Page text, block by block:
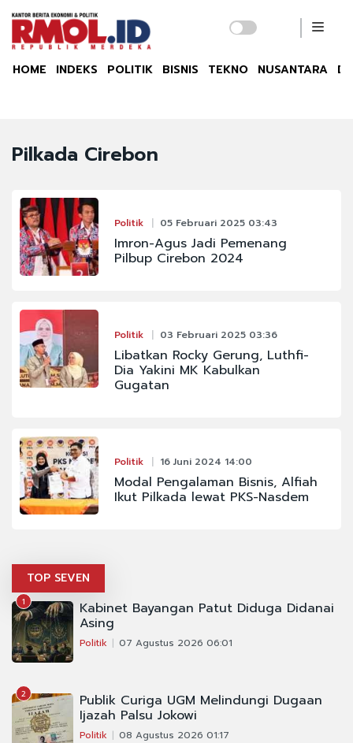
HOME INDEKS POLITIK BISNIS TEKNO NUSANTARA
Pilkada Cirebon
Politik 05 Februari 2025 03:43
Imron-Agus Jadi Pemenang
Pilbup Cirebon 2024
Politik 03 Februari 2025 03:36
Libatkan Rocky Gerung, Luthfi-
Dia Yakini MK Kabulkan
Gugatan
Politik 16 Juni 2024 14:00
Modal Pengalaman Bisnis, Alfiah
Ikut Pilkada lewat PKS-Nasdem
TOP SEVEN
1 Kabinet Bayangan Patut Diduga Didanai
Asing
Politik 07 Agustus 2026 06:01
2 Publik Curiga UGM Melindungi Dugaan
Ijazah Palsu Jokowi
Politik 08 Agustus 2026 01:17